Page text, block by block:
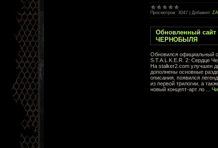
Просмотров: 3047 Добавил:
Обновленный сайт
ЧЕРНОБЫЛЯ
Обновился официальный
S.T.A.L.K.E.R. 2: Сердце
На stalker2.com улучшен
дополнены основные
описания, появился
из первой трилогии, а
новый концепт-арт ло